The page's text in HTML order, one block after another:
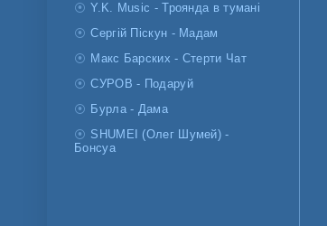
Y.K. Music - Троянда в тумані
Сергій Піскун - Мадам
Макс Барских - Стерти Чат
СУРОВ - Подаруй
Бурла - Дама
SHUMEI (Олег Шумей) -
Бонсуа